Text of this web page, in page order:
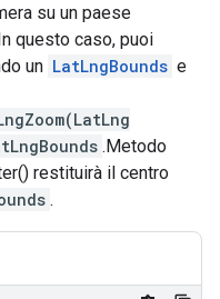
su un paese
questo caso, puoi
un LatLngBounds e
.Metodo
restituirà il centro
.